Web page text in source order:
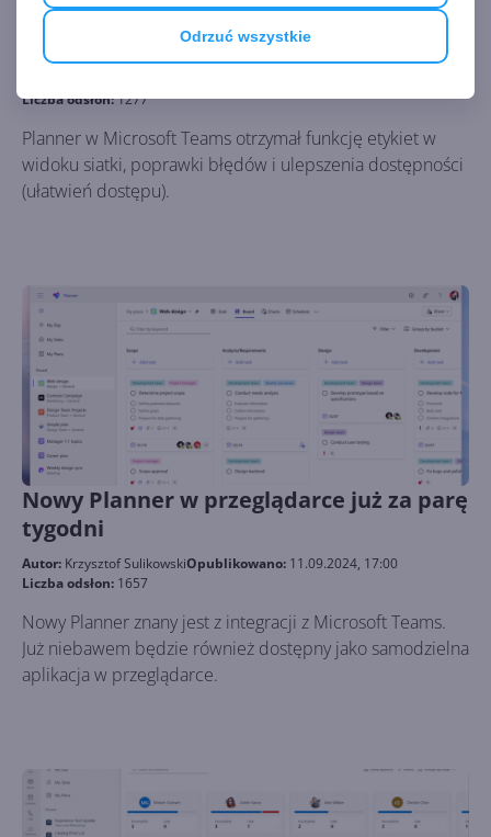
Odrzuć wszystkie
Planner w Teams - podsumowanie
nowości z września
Liczba odsłon:1277
Planner w Microsoft Teams otrzymał funkcję etykiet w
widoku siatki, poprawki błędów i ulepszenia dostępności
(ułatwień dostępu).
Nowy Planner w przeglądarce już za parę
tygodni
Autor: Krzysztof SulikowskiOpublikowano: 11.09.2024, 17:00
Liczba odsłon: 1657
Nowy Planner znany jest z integracji z Microsoft Teams.
Już niebawem będzie również dostępny jako samodzielna
aplikacja w przeglądarce.